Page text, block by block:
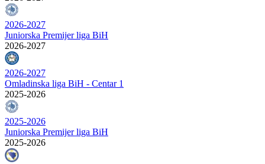
2026-2027
Juniorska Premijer liga BiH
2026-2027
2026-2027
Omladinska liga BiH - Centar 1
2025-2026
2025-2026
Juniorska Premijer liga BiH
2025-2026